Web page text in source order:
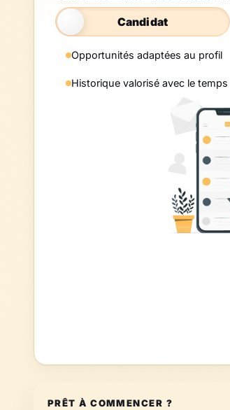
Candidat
Opportunités adaptées au profil
Historique valorisé avec le temps
PRÊT À COMMENCER ?